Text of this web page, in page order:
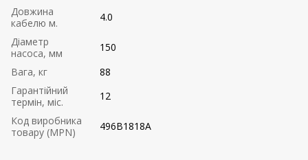
Довжина
кабелю м.
4.0
Діаметр
насоса, мм
150
Вага, кг
88
Гарантійний
термін, міс.
12
Код виробника
товару (MPN)
496B1818A